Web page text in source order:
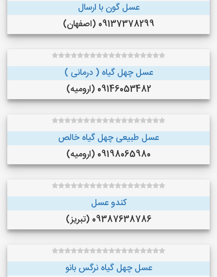
عسل گون با ارسال
09137378299 (اصفهان)
عسل چهل گیاه ( درمانی )
09146053482 (ارومیه)
عسل طبیعی چهل گیاه خالص
09198065980 (ارومیه)
کندو عسل
09387638786 (تبریز)
عسل چهل گیاه نرگس بانو